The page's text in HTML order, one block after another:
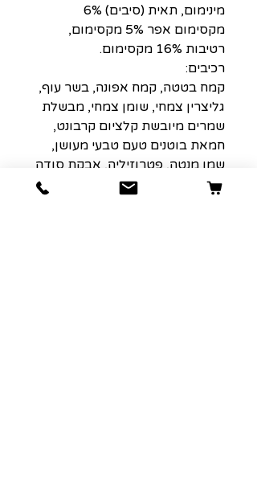
מינימום, תאית (סיבים) 6%
מקסימום אפר 5% מקסימום,
רטיבות 16% מקסימום.
רכיבים:
קמח בטטה, קמח אפונה, בשר עוף,
גליצרין צמחי, שומן צמחי, מבשלת
שמרים מיובשת קלציום קרבונט,
חמאת בוטנים טעם טבעי מעושן,
שמן מנטה, פטרוזיליה, אבקת סודה
לשתייה, כלורופיל, עגבנייה מיובשת